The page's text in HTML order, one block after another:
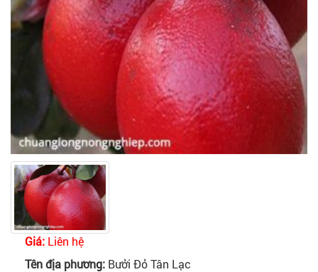
Giá: Liên hệ
Tên địa phương: Bưởi Đỏ Tân Lạc